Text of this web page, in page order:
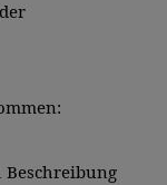
Beschreibung